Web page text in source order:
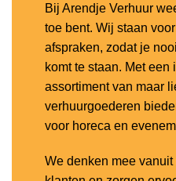
Bij Arendje Verhuur
toe bent. Wij staan
afspraken, zodat je
komt te staan. Met een
assortiment van maar
verhuurgoederen
voor horeca en
We denken mee